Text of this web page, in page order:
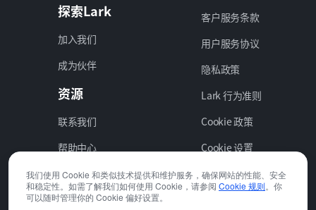
探索Lark
加入我们
成为伙伴
资源
联系我们
帮助中心
客户服务条款
用户服务协议
隐私政策
Lark 行为准则
Cookie 政策
Cookie 设置
我们使用 Cookie 和类似技术提供和维护服务，确保网站的性能、安全
和稳定性。如需了解我们如何使用 Cookie，请参阅 Cookie 规则。你
可以随时管理你的 Cookie 偏好设置。